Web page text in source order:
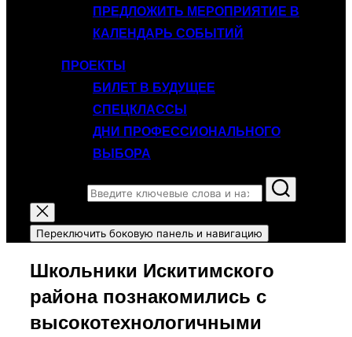
ПРЕДЛОЖИТЬ МЕРОПРИЯТИЕ В
КАЛЕНДАРЬ СОБЫТИЙ
ПРОЕКТЫ
БИЛЕТ В БУДУЩЕЕ
СПЕЦКЛАССЫ
ДНИ ПРОФЕССИОНАЛЬНОГО
ВЫБОРА
Переключить боковую панель и навигацию
Школьники Искитимского
района познакомились с
высокотехнологичными